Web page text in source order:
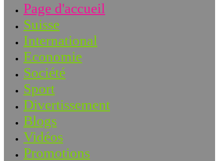
Page d'accueil
Suisse
International
Economie
Société
Sport
Divertissement
Blogs
Vidéos
Promotions